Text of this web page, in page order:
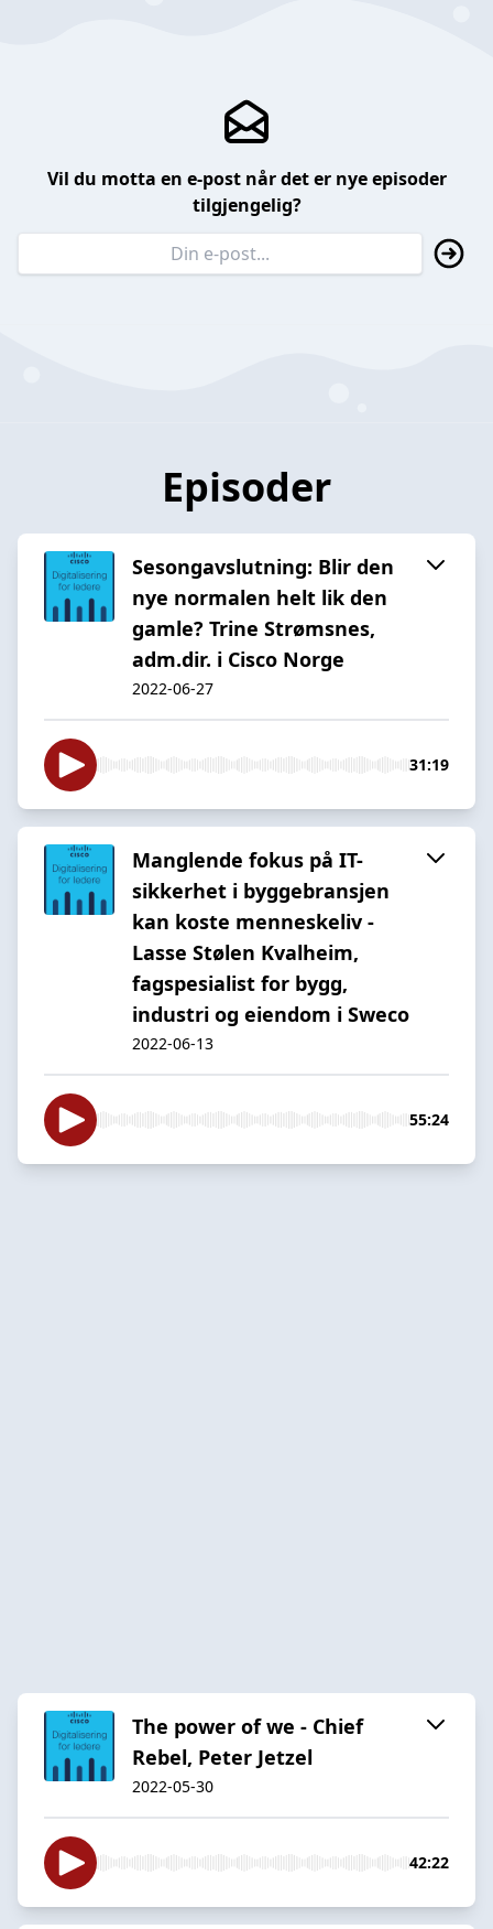
Vil du motta en e-post når det er nye episoder
tilgjengelig?
Episoder
Sesongavslutning: Blir den
nye normalen helt lik den
gamle? Trine Strømsnes,
adm.dir. i Cisco Norge
2022-06-27
31:19
Manglende fokus på IT-
sikkerhet i byggebransjen
kan koste menneskeliv -
Lasse Stølen Kvalheim,
fagspesialist for bygg,
industri og eiendom i Sweco
2022-06-13
55:24
The power of we - Chief
Rebel, Peter Jetzel
2022-05-30
42:22